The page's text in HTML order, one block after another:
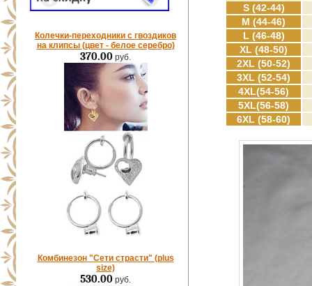
Колечки-переходники с гвоздиков
на клипсы (цвет - белое серебро)
370.00 руб.
Комбинезон "Сети страсти" (plus
size)
530.00 руб.
S (42-44)
M (44-46)
L (46-48)
XL (48-50)
2XL (50-52)
3XL (52-54)
4XL(54-56)
5XL(56-58)
6XL (58-60)